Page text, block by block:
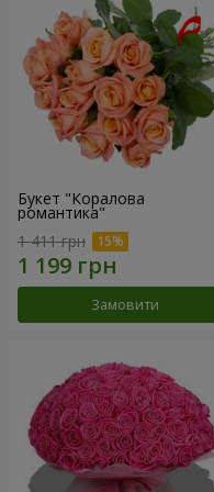
Букет "Коралова
романтика"
1 411 грн
Замовити